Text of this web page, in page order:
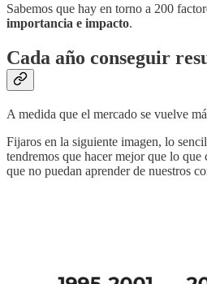
Sabemos que hay en torno a 200
importancia e impacto.
Cada año conseguir
A medida que el mercado se vuelve
Fijaros en la siguiente imagen, lo
tendremos que hacer mejor que lo
que no puedan aprender de nuestros